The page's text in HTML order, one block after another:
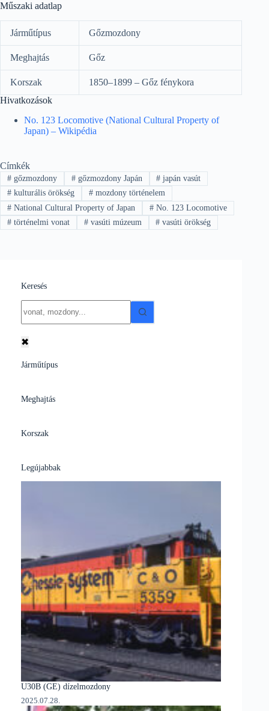
Műszaki adatlap
Járműtípus Gőzmozdony
Meghajtás Gőz
Korszak
1850–1899 – Gőz fénykora
Hivatkozások
No. 123 Locomotive (National Cultural Property of
Japan) – Wikipédia
Címkék
#gőzmozdony #gőzmozdony Japán # japán vasút
#kulturális örökség #mozdony történelem
#National Cultural Property of Japan #No. 123 Locomotive
#történelmi vonat #vasúti múzeum # vasúti örökség
Keresés
results
✖
Járműtípus
Meghajtás
Korszak
Legújabbak
U30B (GE) dízelmozdony
2025.07.28.